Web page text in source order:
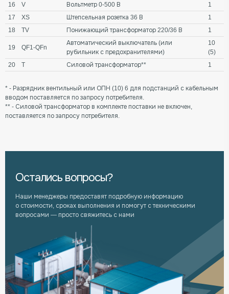
16
V Вольтметр 0-500 В
1
17
XS Штепсельная розетка 36 В
1
18
TV Понижающий трансформатор 220/36 В 1
19 QF1-QFn
Автоматический выключатель (или
рубильник с предохранителями)
10
(5)
20
T Силовой трансформатор** 1
* - Разрядник вентильный или ОПН (10) 6 для подстанций с кабельным
вводом поставляется по запросу потребителя.
** - Силовой трансформатор в комплекте поставки не включен,
поставляется по запросу потребителя.
Остались вопросы?
Наши менеджеры предоставят подробную информацию
о стоимости, сроках выполнения и помогут с техническими
вопросами — просто свяжитесь с нами